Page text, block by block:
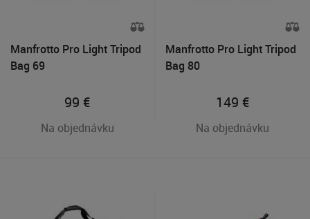
Manfrotto Pro Light Tripod
Bag 69
99 €
Na objednávku
Manfrotto Pro Light Tripod
Bag 80
149 €
Na objednávku